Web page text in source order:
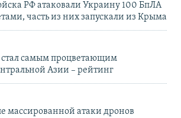
РФ атаковали Украину 100 БпЛА
часть из них запускали из Крыма
стал самым процветающим
Азии – рейтинг
массированной атаки дронов